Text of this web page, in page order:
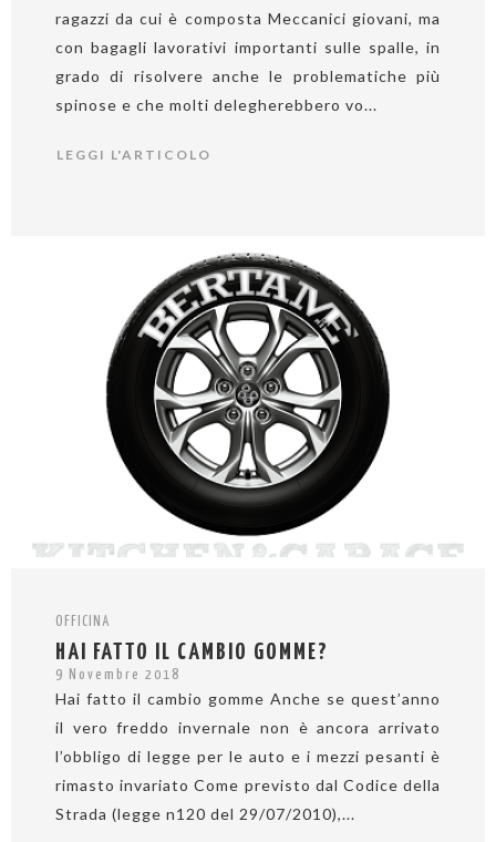
ragazzi da cui è composta Meccanici giovani, ma
con bagagli lavorativi importanti sulle spalle, in
grado di risolvere anche le problematiche più
spinose e che molti delegherebbero vo...
LEGGI L'ARTICOLO
OFFICINA
HAI FATTO IL CAMBIO GOMME?
9 Novembre 2018
Hai fatto il cambio gomme Anche se quest’anno
il vero freddo invernale non è ancora arrivato
l’obbligo di legge per le auto e i mezzi pesanti è
rimasto invariato Come previsto dal Codice della
Strada (legge n120 del 29/07/2010),...